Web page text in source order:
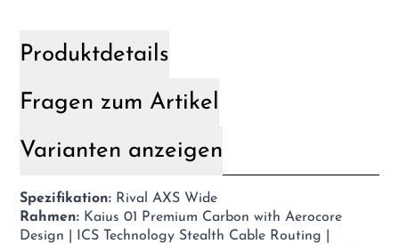
Produktdetails
Fragen zum Artikel
Varianten anzeigen
Spezifikation: Rival AXS Wide
Rahmen: Kaius 01 Premium Carbon with Aerocore
Design | ICS Technology Stealth Cable Routing |